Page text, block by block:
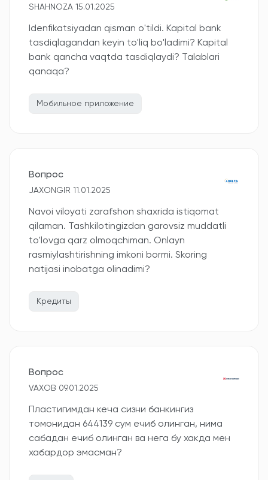
SHAHNOZA 15.01.2025
Idenfikatsiyadan qisman o'tildi. Kapital bank
tasdiqlagandan keyin to'liq bo'ladimi? Kapital
bank qancha vaqtda tasdiqlaydi? Talablari
qanaqa?
Мобильное приложение
Вопрос
JAXONGIR 11.01.2025
Navoi viloyati zarafshon shaxrida istiqomat
qilaman. Tashkilotingizdan garovsiz muddatli
to'lovga qarz olmoqchiman. Onlayn
rasmiylashtirishning imkoni bormi. Skoring
natijasi inobatga olinadimi?
Кредиты
Вопрос
VAXOB 09.01.2025
Пластигимдан кеча сизни банкингиз
томонидан 644139 сум ечиб олинган, нима
сабадан ечиб олинган ва нега бу хакда мен
хабардор эмасман?